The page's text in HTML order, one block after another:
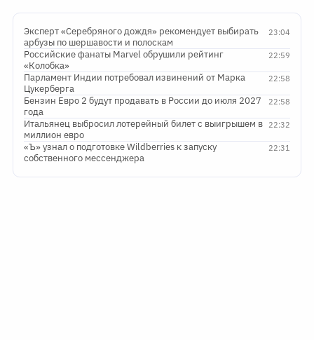
23:04
Эксперт «Серебряного дождя» рекомендует выбирать
арбузы по шершавости и полоскам
22:59
Российские фанаты Marvel обрушили рейтинг
«Колобка»
22:58
Парламент Индии потребовал извинений от Марка
Цукерберга
22:58
Бензин Евро 2 будут продавать в России до июля 2027
года
22:32
Итальянец выбросил лотерейный билет с выигрышем в
миллион евро
22:31
«Ъ» узнал о подготовке Wildberries к запуску
собственного мессенджера